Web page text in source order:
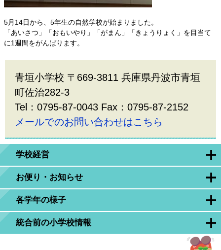
学校経営
お便り・お知らせ
各学年の様子
統合前の小学校情報
5月14日から、5年生の自然学校が始まりました。
「あいさつ」「おもいやり」「がまん」「きょうりょく」を目当て
に1週間をがんばります。
青垣小学校 〒669-3811 兵庫県丹波市青垣
町佐治282-3
Tel：0795-87-0043 Fax：0795-87-2152
メールでのお問い合わせはこちら